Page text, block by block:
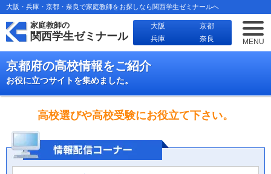
大阪・兵庫・京都・奈良で家庭教師をお探しなら関西学生ゼミナールへ
家庭教師の
関西学生ゼミナール
大阪
京都
兵庫
奈良 MENU
京都府の高校情報をご紹介
お役に立つサイトを集めました。
高校選びや高校受験にお役立て下さい。